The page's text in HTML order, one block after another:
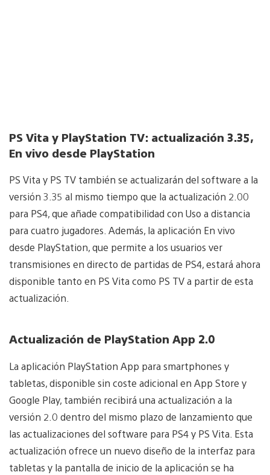
PS Vita y PlayStation TV: actualización 3.35,
En vivo desde PlayStation
PS Vita y PS TV también se actualizarán del software a la
versión 3.35 al mismo tiempo que la actualización 2.00
para PS4, que añade compatibilidad con Uso a distancia
para cuatro jugadores. Además, la aplicación En vivo
desde PlayStation, que permite a los usuarios ver
transmisiones en directo de partidas de PS4, estará ahora
disponible tanto en PS Vita como PS TV a partir de esta
actualización.
Actualización de PlayStation App 2.0
La aplicación PlayStation App para smartphones y
tabletas, disponible sin coste adicional en App Store y
Google Play, también recibirá una actualización a la
versión 2.0 dentro del mismo plazo de lanzamiento que
las actualizaciones del software para PS4 y PS Vita. Esta
actualización ofrece un nuevo diseño de la interfaz para
tabletas y la pantalla de inicio de la aplicación se ha